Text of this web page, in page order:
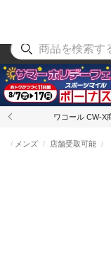
ア
ワコール CW-X
メンズ 店舗受取可能